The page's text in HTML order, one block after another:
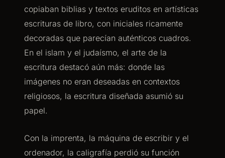
copiaban biblias y textos eruditos en artísticas
escrituras de libro, con iniciales ricamente
decoradas que parecían auténticos cuadros.
En el islam y el judaísmo, el arte de la
escritura destacó aún más: donde las
imágenes no eran deseadas en contextos
religiosos, la escritura diseñada asumió su
papel.
Con la imprenta, la máquina de escribir y el
ordenador, la caligrafía perdió su función